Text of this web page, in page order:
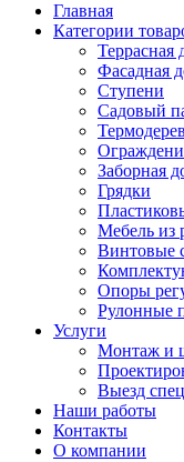
Главная
Категории
Террасная
Фасадная
Ступени
Садовый
Заборная
Грядки
Мебель из
Винтовые
Опоры
Рулонные
Услуги
Монтаж и
Выезд
Наши работы
Контакты
О компании